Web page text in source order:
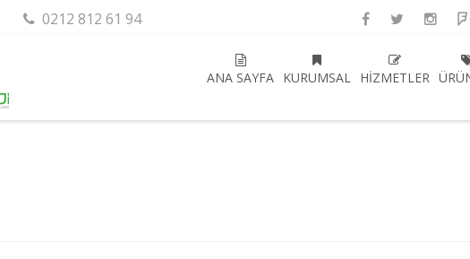
0212 812 61 94
ANA SAYFA KURUMSAL HIZMETLER